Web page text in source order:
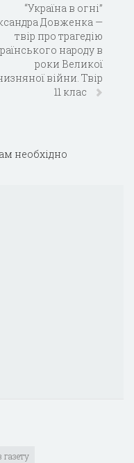
“Україна в огні”
Довженка —
твір про трагедію
народу в
роки Великої
війни. Твір
11 клас
необхідно
газету